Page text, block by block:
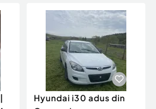
profesionale
Hyundai i30 adus din